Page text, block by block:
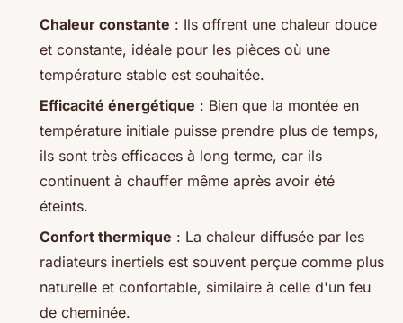
Chaleur constante : Ils offrent une chaleur douce
et constante, idéale pour les pièces où une
température stable est souhaitée.
Efficacité énergétique : Bien que la montée en
température initiale puisse prendre plus de temps,
ils sont très efficaces à long terme, car ils
continuent à chauffer même après avoir été
éteints.
Confort thermique : La chaleur diffusée par les
radiateurs inertiels est souvent perçue comme plus
naturelle et confortable, similaire à celle d'un feu
de cheminée.